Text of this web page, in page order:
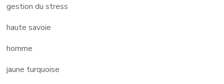
gestion du stress
haute savoie
homme
jaune turquoise